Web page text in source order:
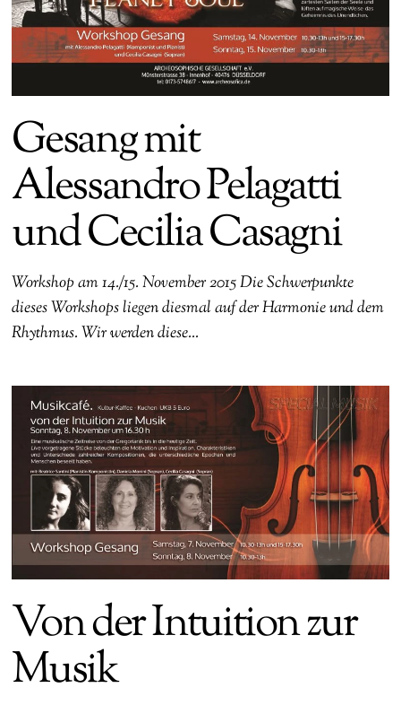
Gesang mit
Alessandro Pelagatti
und Cecilia Casagni
Workshop am 14./15. November 2015 Die Schwerpunkte
dieses Workshops liegen diesmal auf der Harmonie und dem
Rhythmus. Wir werden diese…
Von der Intuition zur
Musik